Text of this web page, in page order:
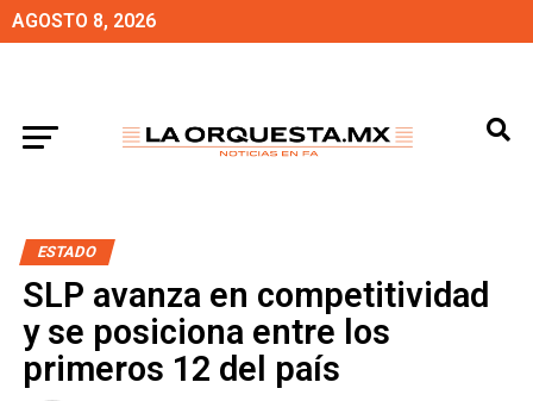
AGOSTO 8, 2026
ESTADO
SLP avanza en competitividad
y se posiciona entre los
primeros 12 del país